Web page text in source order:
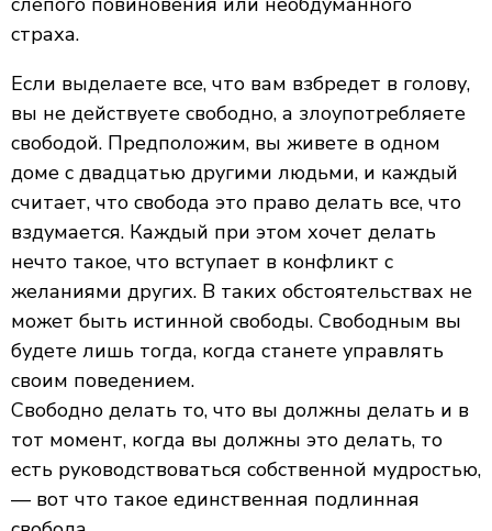
страха.
Если выделаете все, что вам взбредет в голову,
вы не действуете свободно, а злоупотребляете
свободой. Предположим, вы живете в одном
доме с двадцатью другими людьми, и каждый
считает, что свобода это право делать все, что
вздумается. Каждый при этом хочет делать
нечто такое, что вступает в конфликт с
желаниями других. В таких обстоятельствах не
может быть истинной свободы. Свободным вы
будете лишь тогда, когда станете управлять
своим поведением.
Свободно делать то, что вы должны делать и в
тот момент, когда вы должны это делать, то
есть руководствоваться собственной мудростью,
— вот что такое единственная подлинная